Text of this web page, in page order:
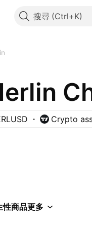
搜尋
Crypto
性商品更多